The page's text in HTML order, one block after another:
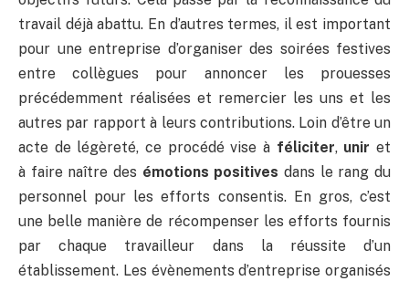
travail déjà abattu. En d’autres termes, il est important
pour une entreprise d’organiser des soirées festives
entre collègues pour annoncer les prouesses
précédemment réalisées et remercier les uns et les
autres par rapport à leurs contributions. Loin d’être un
acte de légèreté, ce procédé vise à féliciter, unir et
à faire naître des émotions positives dans le rang du
personnel pour les efforts consentis. En gros, c’est
une belle manière de récompenser les efforts fournis
par chaque travailleur dans la réussite d’un
établissement. Les évènements d’entreprise organisés